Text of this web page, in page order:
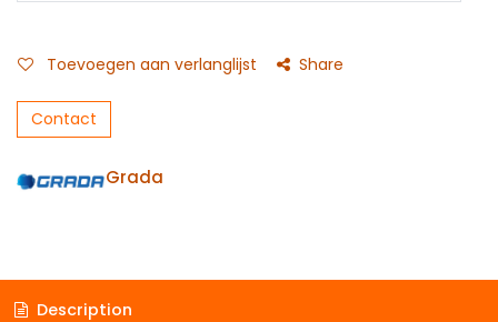
Toevoegen aan verlanglijst Share
Contact
Grada
Description